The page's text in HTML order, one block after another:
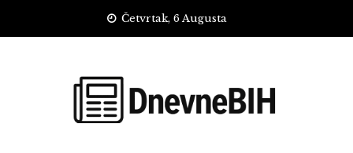
Četvrtak, 6 Augusta